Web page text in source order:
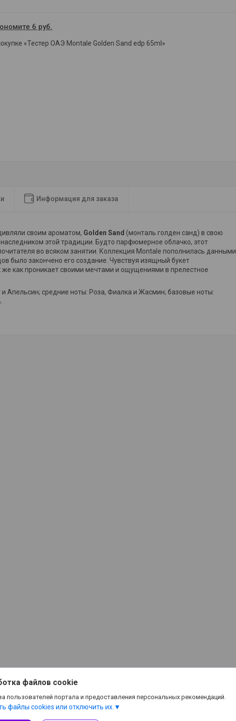
6 руб.
«Тестер ОАЭ Montale Golden Sand edp 65ml»
Информация для заказа
своим ароматом, Golden Sand (монталь голден санд) в свою
этой традиции. Будто парфюмерное облачко, этот
во всяком занятии. Коллекция Montale пополнилась данными
было закончено его создание. Чувствуя изящный букет
же как проникает своими мечтами и ощущениями в прелестное
Апельсин; средние ноты: Роза, Фиалка и Жасмин; базовые ноты:
файлов cookie
портала и предоставления персональных рекомендаций.
файлы cookies или отключить их.